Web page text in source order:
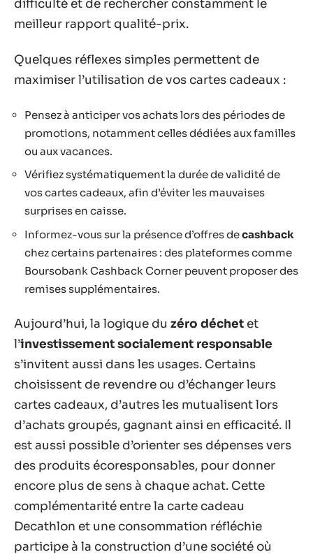
difficulté et de rechercher constamment le
meilleur rapport qualité-prix.
Quelques réflexes simples permettent de
maximiser l’utilisation de vos cartes cadeaux :
Pensez à anticiper vos achats lors des périodes de
promotions, notamment celles dédiées aux familles
ou aux vacances.
Vérifiez systématiquement la durée de validité de
vos cartes cadeaux, afin d’éviter les mauvaises
surprises en caisse.
Informez-vous sur la présence d’offres decashback
chez certains partenaires : des plateformes comme
Boursobank Cashback Corner peuvent proposer des
remises supplémentaires.
Aujourd’hui, la logique du zéro déchet et
l’investissement socialement responsable
s’invitent aussi dans les usages. Certains
choisissent de revendre ou d’échanger leurs
cartes cadeaux, d’autres les mutualisent lors
d’achats groupés, gagnant ainsi en efficacité. Il
est aussi possible d’orienter ses dépenses vers
des produits écoresponsables, pour donner
encore plus de sens à chaque achat. Cette
complémentarité entre la carte cadeau
Decathlon et une consommation réfléchie
participe à la construction d’une société où